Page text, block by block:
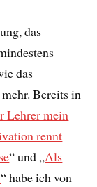
das
das
Bereits in
Lehrer mein
rennt
“ und „Als
“ habe ich von